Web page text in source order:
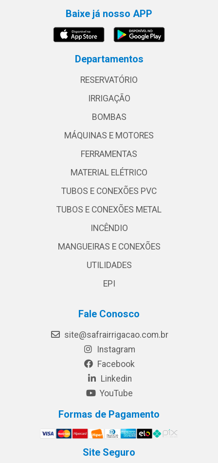
Baixe já nosso APP
Departamentos
RESERVATÓRIO
IRRIGAÇÃO
BOMBAS
MÁQUINAS E MOTORES
FERRAMENTAS
MATERIAL ELÉTRICO
TUBOS E CONEXÕES PVC
TUBOS E CONEXÕES METAL
INCÊNDIO
MANGUEIRAS E CONEXÕES
UTILIDADES
EPI
Fale Conosco
site@safrairrigacao.com.br
Instagram
Facebook
Linkedin
YouTube
Formas de Pagamento
Site Seguro